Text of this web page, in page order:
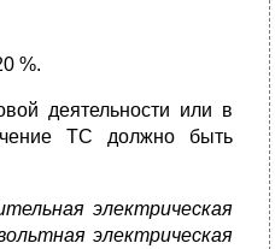
%.
деятельности или в
ТС должно быть
электрическая
электрическая